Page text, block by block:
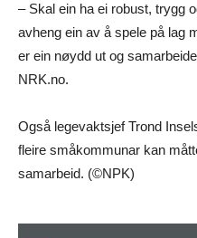
– Skal ein ha ei robust, trygg
avheng ein av å spele på lag
er ein nøydd ut og
NRK.no.
Også legevaktsjef Trond
fleire småkommunar kan
samarbeid. (©NPK)